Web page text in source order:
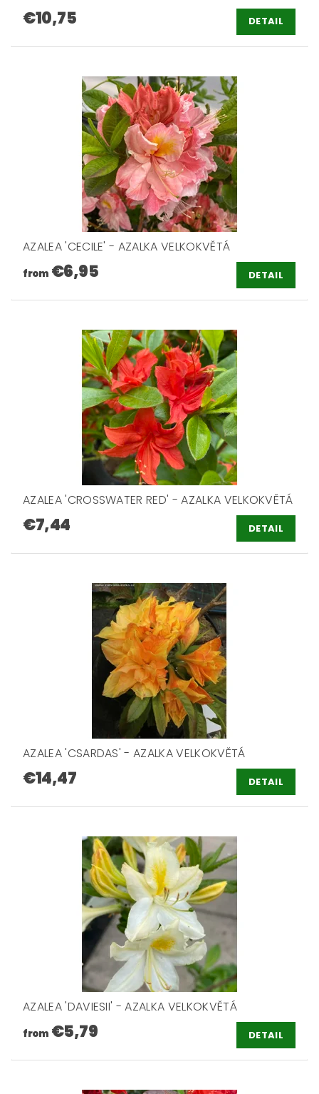
€10,75 DETAIL
AZALEA 'CECILE' - AZALKA VELKOKVĚTÁ
from €6,95 DETAIL
AZALEA 'CROSSWATER RED' - AZALKA VELKOKVĚTÁ
€7,44 DETAIL
AZALEA 'CSARDAS' - AZALKA VELKOKVĚTÁ
€14,47 DETAIL
AZALEA 'DAVIESII' - AZALKA VELKOKVĚTÁ
from €5,79 DETAIL